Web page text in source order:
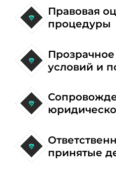
Правовая
процедуры
условий и
принятые